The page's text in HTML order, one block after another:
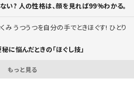
い? 人の性格は、顔を見れば99%わかる。
み うつうつを自分の手でときほぐす! ひとり
に悩んだときの「ほぐし技」
もっと見る